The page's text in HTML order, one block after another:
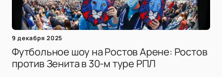
9 декабря 2025
Футбольное шоу на Ростов Арене: Ростов
против Зенита в 30-м туре РПЛ